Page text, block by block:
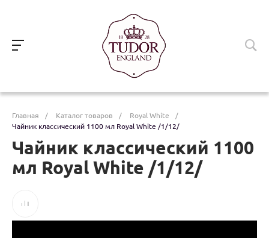
Главная / Каталог товаров / Royal White
/
Чайник классический 1100 мл Royal White /1/12/
Чайник классический 1100
мл Royal White /1/12/